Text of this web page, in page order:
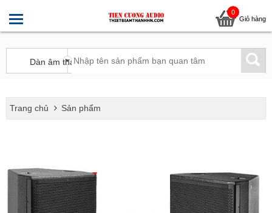
0
Giỏ hàng
Trang chủ Sản phẩm